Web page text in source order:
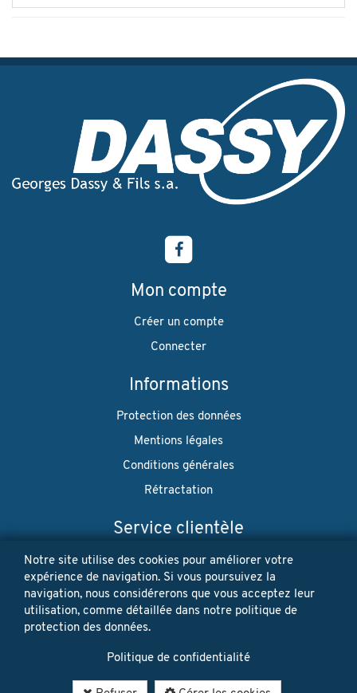
Mon compte
Créer un compte
Connecter
Informations
Protection des données
Mentions légales
Conditions générales
Rétractation
Service clientèle
Envoi
Newsletter
Restez à jour! Vos données personnelles ne seront jamais
vendues ni louées. Désinscription possible à tout moment.
Notre site utilise des cookies pour améliorer votre
expérience de navigation. Si vous poursuivez la
navigation, nous considérerons que vous acceptez leur
utilisation, comme détaillée dans notre politique de
protection des données.
Politique de confidentialité